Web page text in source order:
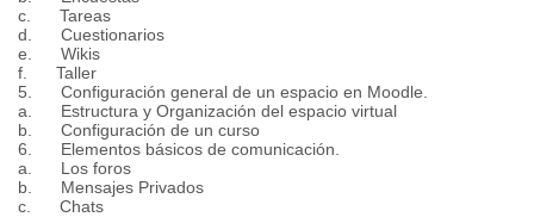
c. Tareas
d. Cuestionarios
e. Wikis
f. Taller
5. Configuración general de un espacio en Moodle.
a. Estructura y Organización del espacio virtual
b. Configuración de un curso
6. Elementos básicos de comunicación.
a. Los foros
b. Mensajes Privados
c. Chats